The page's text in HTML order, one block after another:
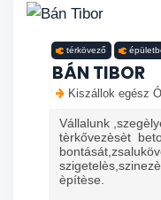
térkövező
BÁN TIBOR
Kiszállok egész
Vállalunk
tèrkővezèsèt
èpítèse.